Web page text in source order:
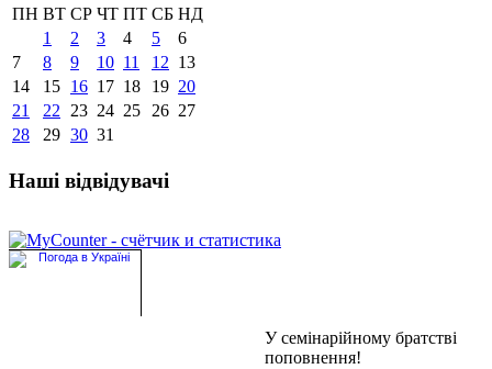
ПН ВТ СР ЧТ ПТ СБ НД
1
2 3 4 5
6
7
8 9 10 11 12 13
14
15 16 17 18 19 20
21
22 23 24 25 26 27
28
29 30 31
Наші відвідувачі
У семінарійному братстві
поповнення!